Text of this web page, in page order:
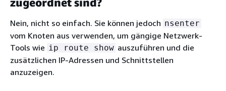
Nein, nicht so einfach. Sie können jedoch nsenter
vom Knoten aus verwenden, um gängige Netzwerk-
Tools wie ip route show auszuführen und die
zusätzlichen IP-Adressen und Schnittstellen
anzuzeigen.